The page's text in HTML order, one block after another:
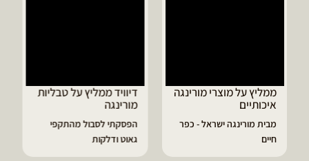
ממליץ על מוצרי מורינגה
איכותיים
מבית מורינגה ישראל - כפר
חיים
דיוויד ממליץ על טבליות
מורינגה
הפסקתי לסבול מהתקפי
גאוט ודלקות